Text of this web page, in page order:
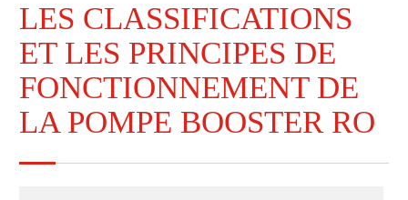
LES CLASSIFICATIONS
ET LES PRINCIPES DE
FONCTIONNEMENT DE
LA POMPE BOOSTER RO